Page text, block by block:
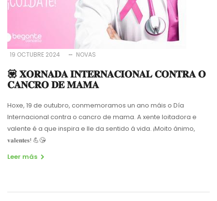
19 OCTUBRE 2024 NOVAS
💟 𝐗𝐎𝐑𝐍𝐀𝐃𝐀 𝐈𝐍𝐓𝐄𝐑𝐍𝐀𝐂𝐈𝐎𝐍𝐀𝐋 𝐂𝐎𝐍𝐓𝐑𝐀 𝐎
𝐂𝐀𝐍𝐂𝐑𝐎 𝐃𝐄 𝐌𝐀𝐌𝐀
Hoxe, 19 de outubro, conmemoramos un ano máis o Día
Internacional contra o cancro de mama. A xente loitadora e
valente é a que inspira e lle da sentido á vida. ¡Moito ánimo,
𝐯𝐚𝐥𝐞𝐧𝐭𝐞𝐬! 💪😘
Leer más